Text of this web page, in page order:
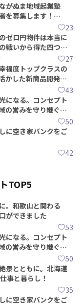
がぬま地域起業塾
を募集します！
23
ゼロ円物件は本当に
戦いから得た四つの
27
福度トップクラスの
かした新商品開発＆
43
になる。コンセプト
の営みを守り継ぐ仲
50
に空き家バンクをご
42
TOP5
。和歌山と関わる
ができました
53
になる。コンセプト
の営みを守り継ぐ仲
50
景とともに。北海道
事と暮らし！
35
に空き家バンクをご